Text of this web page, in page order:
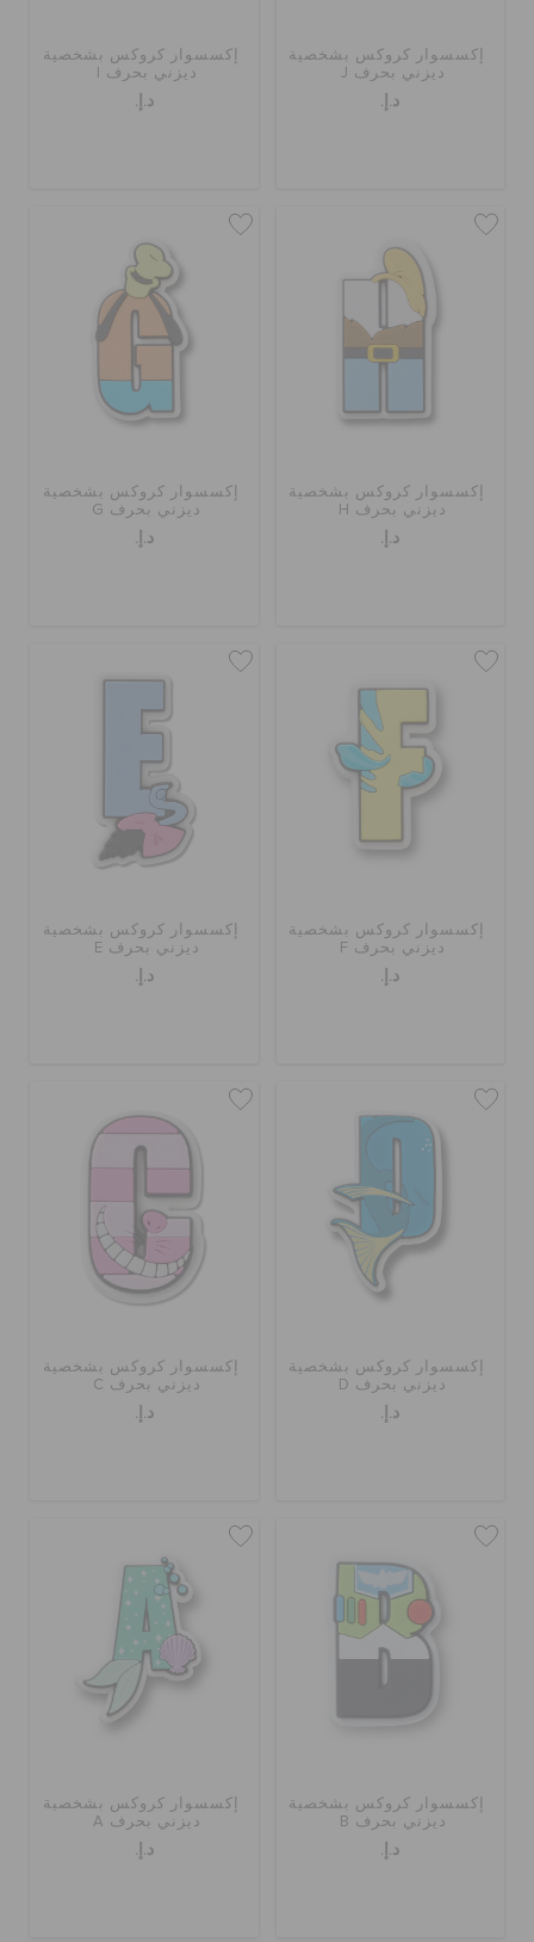
إكسسوار كروكس بشخصية
ديزني بحرف J
د.إ.
إكسسوار كروكس بشخصية
ديزني بحرف I
د.إ.
إكسسوار كروكس بشخصية
ديزني بحرف H
د.إ.
إكسسوار كروكس بشخصية
ديزني بحرف G
د.إ.
إكسسوار كروكس بشخصية
ديزني بحرف F
د.إ.
إكسسوار كروكس بشخصية
ديزني بحرف E
د.إ.
إكسسوار كروكس بشخصية
ديزني بحرف D
د.إ.
إكسسوار كروكس بشخصية
ديزني بحرف C
د.إ.
إكسسوار كروكس بشخصية
ديزني بحرف B
د.إ.
إكسسوار كروكس بشخصية
ديزني بحرف A
د.إ.